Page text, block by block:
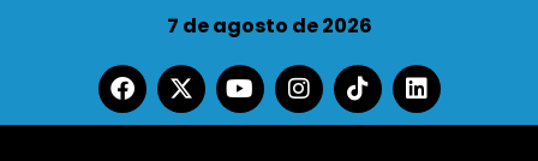
7 de agosto de 2026